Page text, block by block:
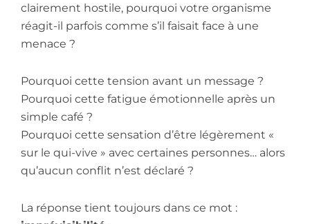
clairement hostile, pourquoi votre organisme
réagit-il parfois comme s’il faisait face à une
menace ?
Pourquoi cette tension avant un message ?
Pourquoi cette fatigue émotionnelle après un
simple café ?
Pourquoi cette sensation d’être légèrement «
sur le qui-vive » avec certaines personnes… alors
qu’aucun conflit n’est déclaré ?
La réponse tient toujours dans ce mot :